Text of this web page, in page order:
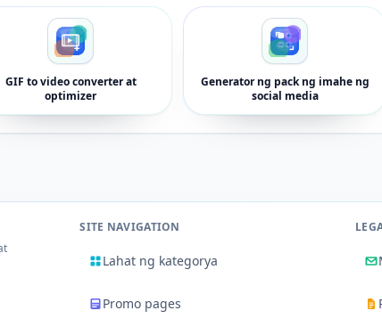
GIF to video converter at
optimizer
Generator ng pack ng imahe ng
social media
SITE NAVIGATION
Lahat ng kategorya
Promo pages